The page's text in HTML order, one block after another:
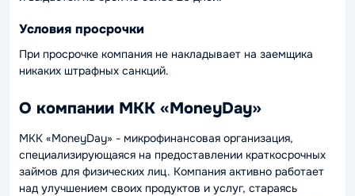
Условия просрочки
При просрочке компания не накладывает на заемщика
никаких штрафных санкций.
О компании МКК «MoneyDay»
МКК «MoneyDay» - микрофинансовая организация,
специализирующаяся на предоставлении краткосрочных
займов для физических лиц. Компания активно работает
над улучшением своих продуктов и услуг, стараясь